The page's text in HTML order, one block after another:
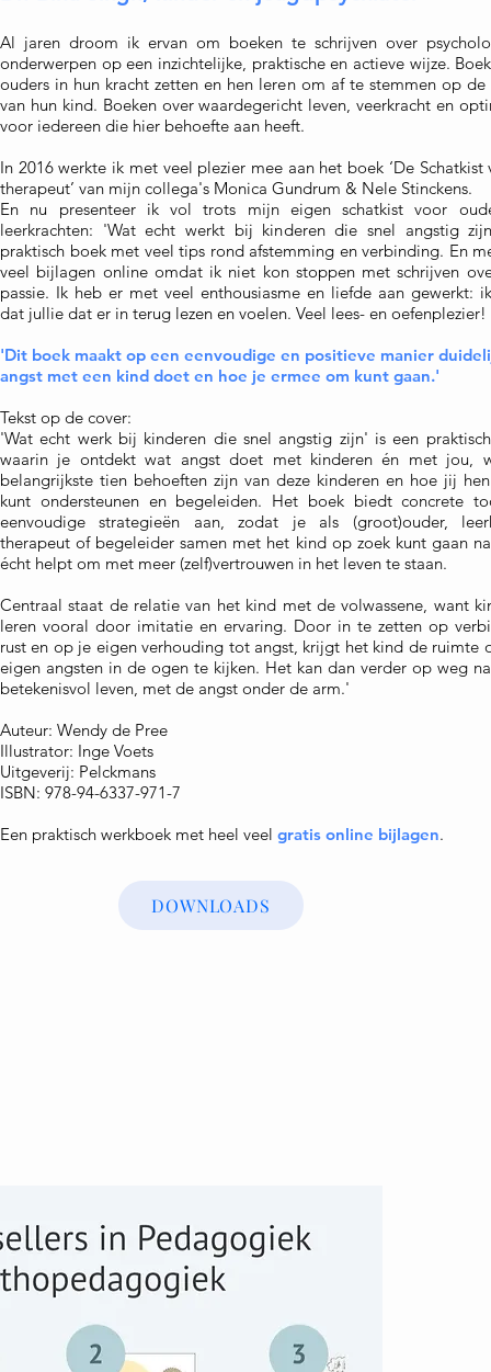
Al jaren droom ik ervan om boeken te schrijven over
onderwerpen op een inzichtelijke, praktische en actieve wijze.
ouders in hun kracht zetten en hen leren om af te stemmen op de
van hun kind. Boeken over waardegericht leven, veerkracht en
voor iedereen die hier behoefte aan heeft.
In 2016 werkte ik met veel plezier mee aan het boek ‘De Schatkist
therapeut’ van mijn collega's Monica Gundrum & Nele Stinckens.
En nu presenteer ik vol trots mijn eigen schatkist voor
leerkrachten: 'Wat echt werkt bij kinderen die snel angstig
praktisch boek met veel tips rond afstemming en verbinding. En
veel bijlagen online omdat ik niet kon stoppen met schrijven
passie. Ik heb er met veel enthousiasme en liefde aan gewerkt:
dat jullie dat er in terug lezen en voelen. Veel lees- en oefenplezier!
'Dit boek maakt op een eenvoudige en positieve manier
angst met een kind doet en hoe je ermee om kunt gaan.'
Tekst op de cover:
'Wat echt werk bij kinderen die snel angstig zijn' is een
waarin je ontdekt wat angst doet met kinderen én met jou,
belangrijkste tien behoeften zijn van deze kinderen en hoe jij
kunt ondersteunen en begeleiden. Het boek biedt concrete
eenvoudige strategieën aan, zodat je als (groot)ouder,
therapeut of begeleider samen met het kind op zoek kunt gaan
écht helpt om met meer (zelf)vertrouwen in het leven te staan.
Centraal staat de relatie van het kind met de volwassene, want
leren vooral door imitatie en ervaring. Door in te zetten op
rust en op je eigen verhouding tot angst, krijgt het kind de ruimte
eigen angsten in de ogen te kijken. Het kan dan verder op weg
betekenisvol leven, met de angst onder de arm.'
Auteur: Wendy de Pree
Illustrator: Inge Voets
Uitgeverij: Pelckmans
ISBN: 978-94-6337-971-7
Een praktisch werkboek met heel veel gratis online bijlagen.
DOWNLOADS